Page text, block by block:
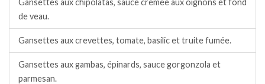
de veau.
Gansettes aux crevettes, tomate, basilic et truite fumée.
Gansettes aux gambas, épinards, sauce gorgonzola et
parmesan.